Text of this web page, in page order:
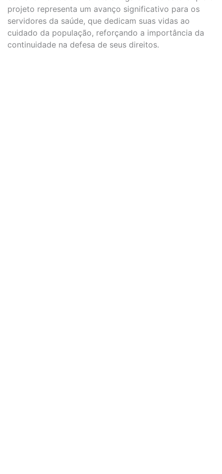
projeto representa um avanço significativo para os
servidores da saúde, que dedicam suas vidas ao
cuidado da população, reforçando a importância da
continuidade na defesa de seus direitos.